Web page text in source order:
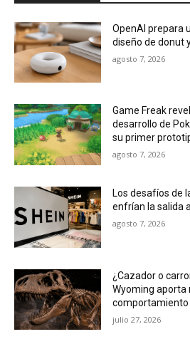
OpenAI prepara
diseño de donut
agosto 7, 2026
Game Freak
desarrollo de
su primer
agosto 7, 2026
Los desafíos de
enfrían la salida
agosto 7, 2026
¿Cazador o
Wyoming aporta
comportamiento
julio 27, 2026